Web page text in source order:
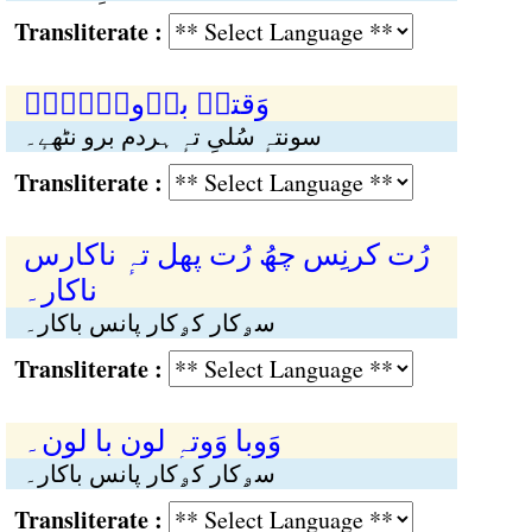
:
وَقتہٕ برٛونٛہےٕ۔
سونتہٕ سُلیِ تہٕ ہردم برو نٹھےٕ۔
:
رُت کرنِس چھُ رُت پھل تہٕ ناکارس
ناکار۔
سۄکار کۄکار پانس باکار۔
:
وَوبا وَوتہٕ لون با لون۔
سۄکار کۄکار پانس باکار۔
: